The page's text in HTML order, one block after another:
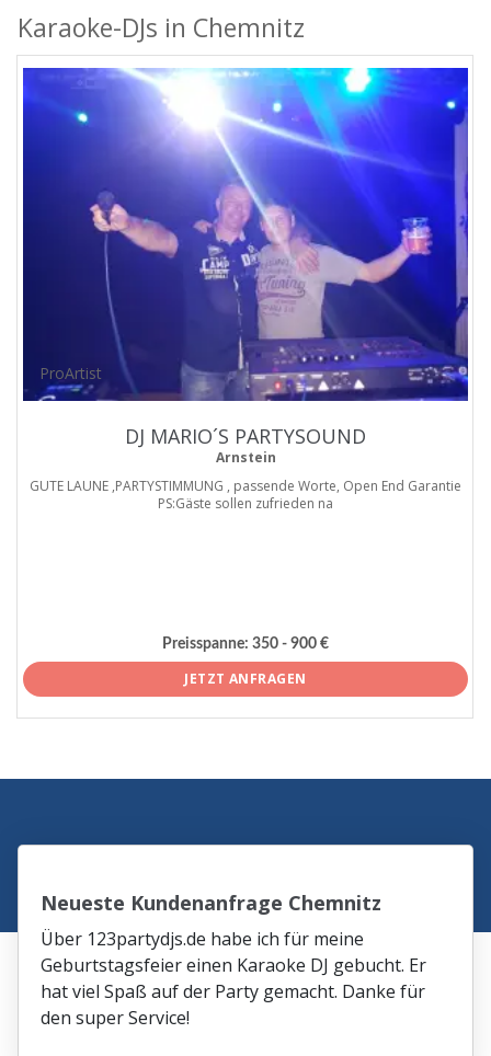
Karaoke-DJs in Chemnitz
ProArtist
DJ MARIO´S PARTYSOUND
Arnstein
GUTE LAUNE ,PARTYSTIMMUNG , passende Worte, Open End Garantie
PS:Gäste sollen zufrieden na
Preisspanne: 350 - 900 €
JETZT ANFRAGEN
Neueste Kundenanfrage Chemnitz
Über 123partydjs.de habe ich für meine
Geburtstagsfeier einen Karaoke DJ gebucht. Er
hat viel Spaß auf der Party gemacht. Danke für
den super Service!